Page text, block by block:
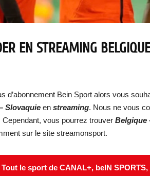
EN STREAMING
d’abonnement Bein Sport alors vous
Slovaquie en streaming. Nous ne vous
vous pourrez trouver Belgique
sur le site streamonsport.
Tout le sport de CANAL+, beIN